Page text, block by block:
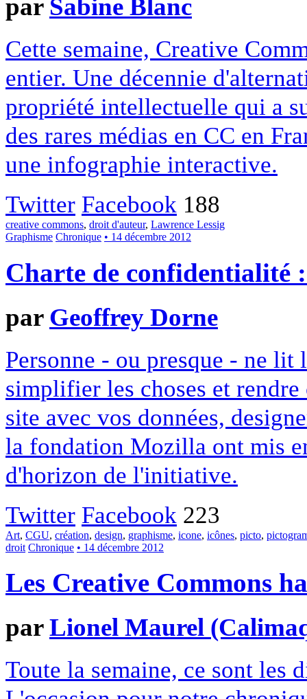
par Sabine Blanc
Cette semaine, Creative
entier. Une décennie
propriété intellectuelle qui a
des rares médias en CC en
une infographie interactive.
Twitter Facebook 188
creative commons, droit d'auteur, Lawrence Lessig
Graphisme Chronique • 14 décembre 2012
Charte de confidentialité
par Geoffrey Dorne
Personne - ou presque - ne
simplifier les choses et
site avec vos données,
la fondation Mozilla ont mis
d'horizon de l'initiative.
Twitter Facebook 223
Art, CGU, création, design, graphisme, icone, icônes, picto,
droit Chronique • 14 décembre 2012
Les Creative Commons
parLionel Maurel
Toute la semaine, ce sont les